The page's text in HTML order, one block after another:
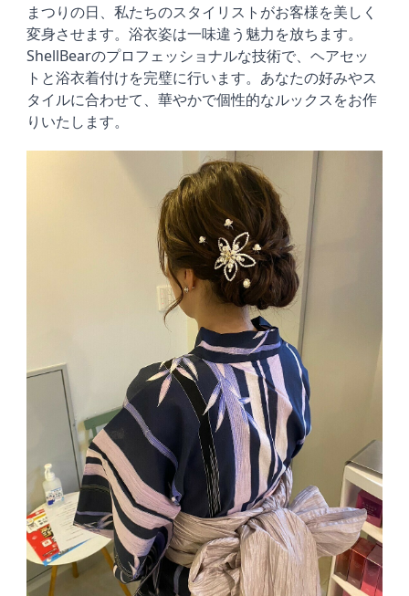
まつりの日、私たちのスタイリストがお客様を美しく
変身させます。浴衣姿は一味違う魅力を放ちます。
ShellBearのプロフェッショナルな技術で、ヘアセッ
トと浴衣着付けを完璧に行います。あなたの好みやス
タイルに合わせて、華やかで個性的なルックスをお作
りいたします。